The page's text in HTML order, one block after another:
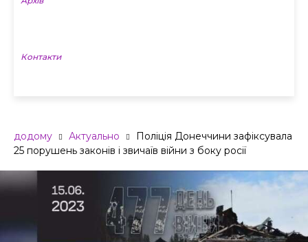
Новини
Контакти
додому Актуально
Поліція Донеччини зафіксувала
25 порушень законів і звичаїв війни з боку росії